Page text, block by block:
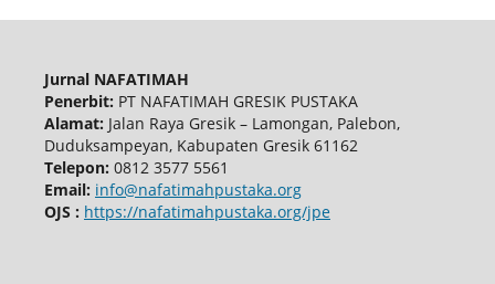
Jurnal NAFATIMAH
Penerbit: PT NAFATIMAH GRESIK PUSTAKA
Alamat: Jalan Raya Gresik – Lamongan, Palebon,
Duduksampeyan, Kabupaten Gresik 61162
Telepon: 0812 3577 5561
Email: info@nafatimahpustaka.org
OJS : https://nafatimahpustaka.org/jpe